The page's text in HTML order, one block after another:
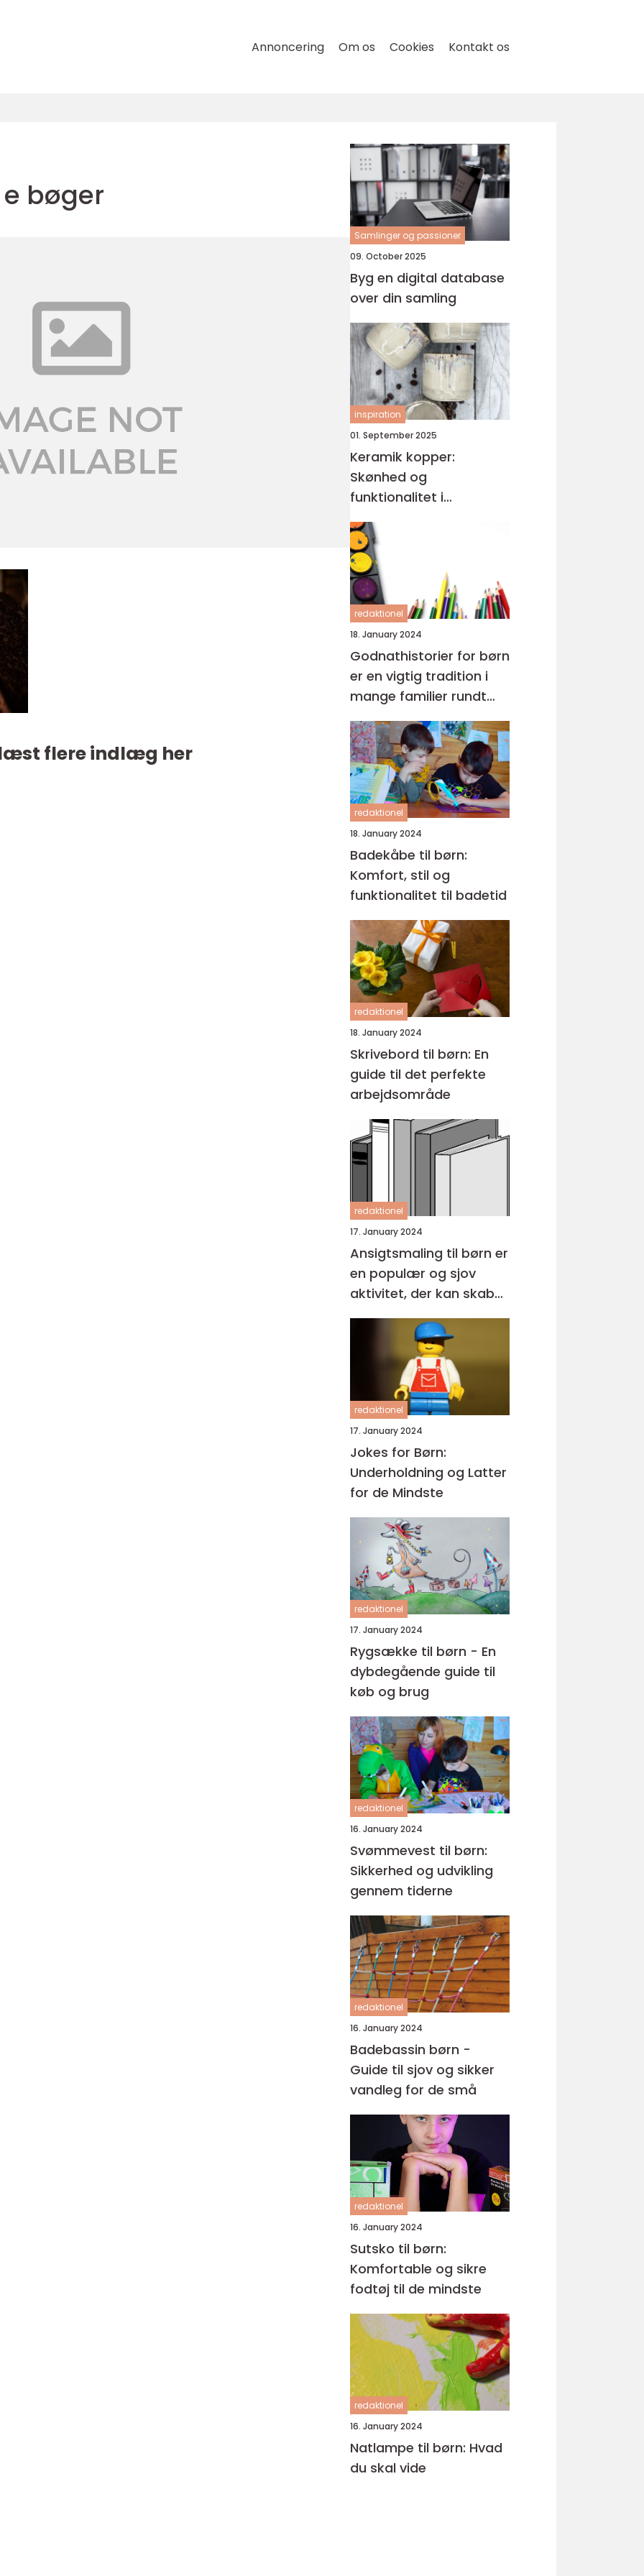
Annoncering Om os Cookies Kontakt os
bøger
flere indlæg her
Samlinger og passioner
09. October 2025
Byg en digital database
over din samling
inspiration
01. September 2025
Keramik kopper:
Skønhed og
funktionalitet i
håndlavet design
redaktionel
18. January 2024
Godnathistorier for børn
er en vigtig tradition i
mange familier rundt
om i verden
redaktionel
18. January 2024
Badekåbe til børn:
Komfort, stil og
funktionalitet til badetid
redaktionel
18. January 2024
Skrivebord til børn: En
guide til det perfekte
arbejdsområde
redaktionel
17. January 2024
Ansigtsmaling til børn er
en populær og sjov
aktivitet, der kan skabe
glæde og kreativitet i
enhver lejlighed
redaktionel
17. January 2024
Jokes for Børn:
Underholdning og Latter
for de Mindste
redaktionel
17. January 2024
Rygsække til børn - En
dybdegående guide til
køb og brug
redaktionel
16. January 2024
Svømmevest til børn:
Sikkerhed og udvikling
gennem tiderne
redaktionel
16. January 2024
Badebassin børn -
Guide til sjov og sikker
vandleg for de små
redaktionel
16. January 2024
Sutsko til børn:
Komfortable og sikre
fodtøj til de mindste
redaktionel
16. January 2024
Natlampe til børn: Hvad
du skal vide